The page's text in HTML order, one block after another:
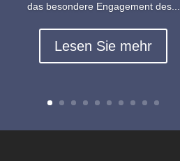
das besondere Engagement des...
Lesen Sie mehr